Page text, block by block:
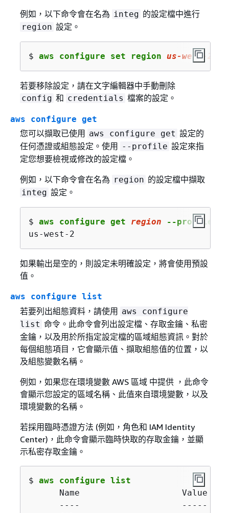
例如，以下命令會在名為 integ 的設定檔中進行
region 設定。
$ aws configure set region us-west-2
若要移除設定，請在文字編輯器中手動刪除
config 和 credentials 檔案的設定。
aws configure get
您可以擷取已使用 aws configure get 設定的
任何憑證或組態設定。使用
--profile 設定來指
定您想要檢視或修改的設定檔。
例如，以下命令會在名為 region 的設定檔中擷取
integ 設定。
$ aws configure get region --profile
us-west-2
如果輸出是空的，則設定未明確設定，將會使用預設
值。
aws configure list
若要列出組態資料，請使用 aws configure
list 命令。此命令會列出設定檔、存取金鑰、私密
金鑰，以及用於所指定設定檔的區域組態資訊。對於
每個組態項目，它會顯示值、擷取組態值的位置，以
及組態變數名稱。
例如，如果您在環境變數 AWS 區域 中提供 ，此命令
會顯示您設定的區域名稱、此值來自環境變數，以及
環境變數的名稱。
若採用臨時憑證方法 (例如，角色和 IAM Identity
Center)，此命令會顯示臨時快取的存取金鑰，並顯
示私密存取金鑰。
$ aws configure list
Name                    Value
----                    -----